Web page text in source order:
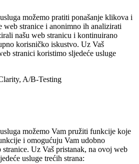
možemo pratiti ponašanje klikova i
web stranice i anonimno ih analizirati
našu web stranicu i kontinuirano
korisničko iskustvo. Uz Vaš
stranici koristimo sljedeće usluge
A/B-Testing
možemo Vam pružiti funkcije koje
i omogućuju Vam udobno
stranice. Uz Vaš pristanak, na ovoj web
usluge trećih strana: